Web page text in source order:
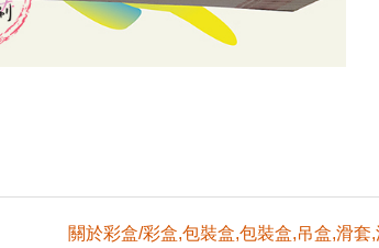
關於彩盒/彩盒,包裝盒,包裝盒,吊盒,滑